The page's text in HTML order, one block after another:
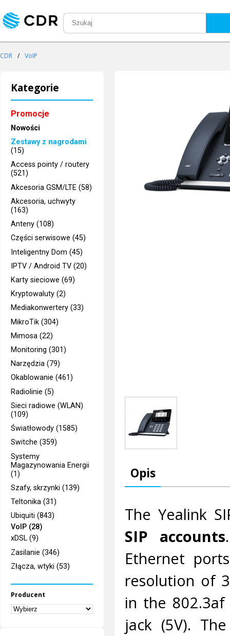
CDR / VoIP
Kategorie
Promocje
Nowości
Zestawy z nagrodami
(15)
Access pointy / routery
(521)
Akcesoria GSM/LTE (58)
Akcesoria, uchwyty
(163)
Anteny (108)
Części serwisowe (45)
Inteligentny Dom (45)
IPTV / Android TV (20)
Karty sieciowe (69)
Kryptowaluty (2)
Mediakonwertery (33)
MikroTik (304)
Mimosa (22)
Monitoring (301)
Narzędzia (79)
Okablowanie (461)
Radiolinie (5)
Sieci radiowe (WLAN)
(109)
Światłowody (1585)
Switche (359)
Systemy
Magazynowania Energii
(1)
Szafy, skrzynki (139)
Teltonika (31)
Ubiquiti (843)
VoIP (28)
xDSL (9)
Zasilanie (346)
Złącza, wtyki (53)
Producent
Opis
The Yealink
SIP accounts
Ethernet
resolution of
in the
jack (5V).